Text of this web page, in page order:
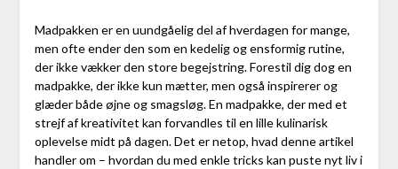
Madpakken er en uundgåelig del af hverdagen for mange,
men ofte ender den som en kedelig og ensformig rutine,
der ikke vækker den store begejstring. Forestil dig dog en
madpakke, der ikke kun mætter, men også inspirerer og
glæder både øjne og smagsløg. En madpakke, der med et
strejf af kreativitet kan forvandles til en lille kulinarisk
oplevelse midt på dagen. Det er netop, hvad denne artikel
handler om – hvordan du med enkle tricks kan puste nyt liv i